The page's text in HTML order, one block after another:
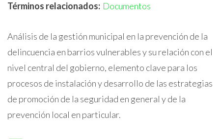
Términos relacionados: Documentos
Análisis de la gestión municipal en la prevención de la
delincuencia en barrios vulnerables y su relación con el
nivel central del gobierno, elemento clave para los
procesos de instalación y desarrollo de las estrategias
de promoción de la seguridad en general y de la
prevención local en particular.